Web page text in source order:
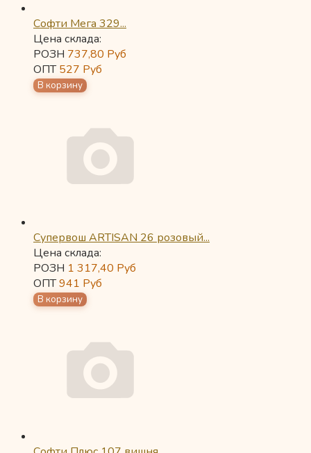
Софти Мега 329...
Цена склада:
РОЗН 737,80 Руб
ОПТ527 Руб
Супервош ARTISAN 26 розовый...
Цена склада:
РОЗН 1 317,40 Руб
ОПТ941 Руб